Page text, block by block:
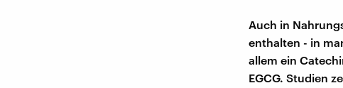
Auch in
enthalten - in
allem ein
EGCG. Studien